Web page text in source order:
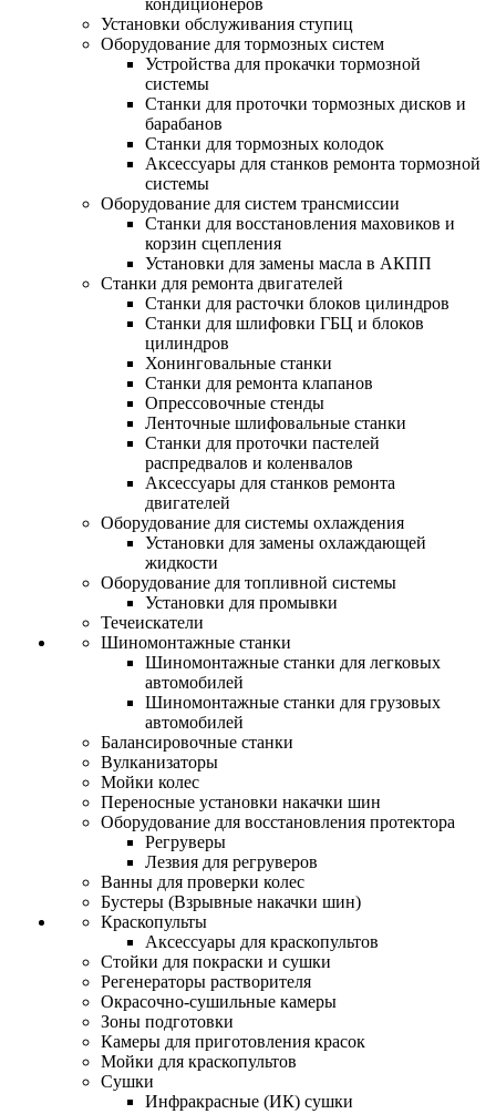
кондиционеров
Установки обслуживания ступиц
Оборудование для тормозных систем
Устройства для прокачки тормозной
системы
Станки для проточки тормозных дисков и
барабанов
Станки для тормозных колодок
Аксессуары для станков ремонта тормозной
системы
Оборудование для систем трансмиссии
Станки для восстановления маховиков и
корзин сцепления
Установки для замены масла в АКПП
Станки для ремонта двигателей
Станки для расточки блоков цилиндров
Станки для шлифовки ГБЦ и блоков
цилиндров
Хонинговальные станки
Станки для ремонта клапанов
Опрессовочные стенды
Ленточные шлифовальные станки
Станки для проточки пастелей
распредвалов и коленвалов
Аксессуары для станков ремонта
двигателей
Оборудование для системы охлаждения
Установки для замены охлаждающей
жидкости
Оборудование для топливной системы
Установки для промывки
Течеискатели
Шиномонтажные станки
Шиномонтажные станки для легковых
автомобилей
Шиномонтажные станки для грузовых
автомобилей
Балансировочные станки
Вулканизаторы
Мойки колес
Переносные установки накачки шин
Оборудование для восстановления протектора
Регруверы
Лезвия для регруверов
Ванны для проверки колес
Бустеры (Взрывные накачки шин)
Краскопульты
Аксессуары для краскопультов
Стойки для покраски и сушки
Регенераторы растворителя
Окрасочно-сушильные камеры
Зоны подготовки
Камеры для приготовления красок
Мойки для краскопультов
Сушки
Инфракрасные (ИК) сушки